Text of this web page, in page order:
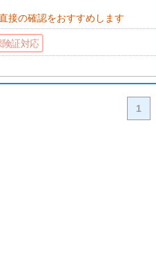
接の確認をおすすめします
険証対応
1